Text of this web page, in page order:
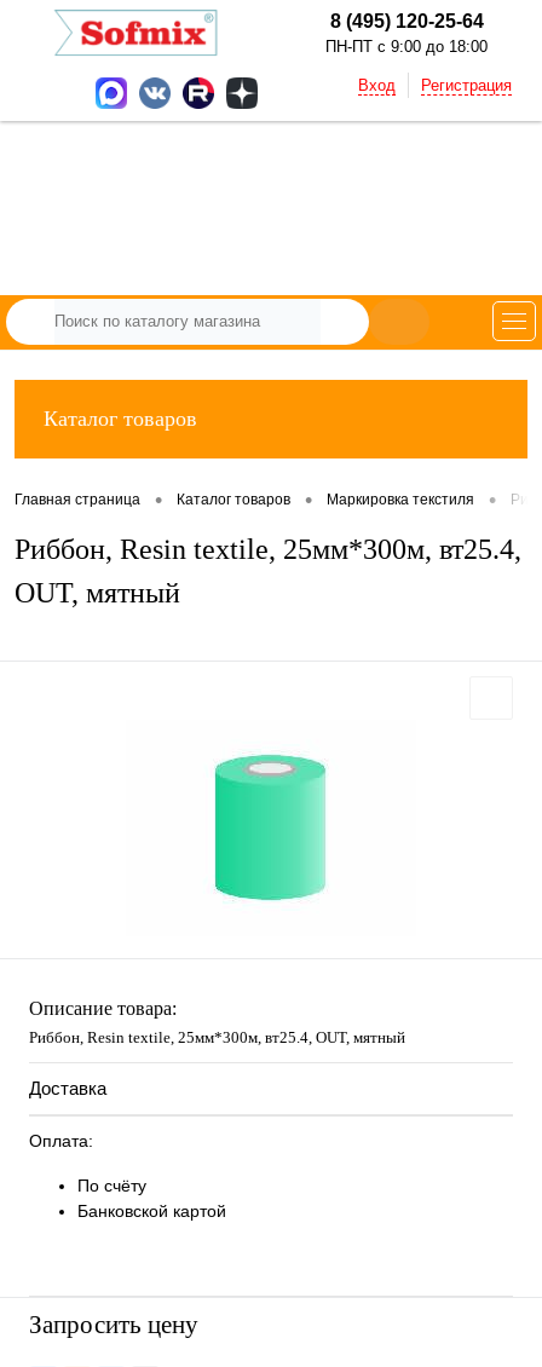
8 (495) 120-25-64
ПН-ПТ с 9:00 до 18:00
Вход Регистрация
Каталог товаров
Главная страница • Каталог товаров • Маркировка текстиля •
Риббон, Resin textile, 25мм*300м, вт25.4,
OUT, мятный
Описание товара:
Риббон, Resin textile, 25мм*300м, вт25.4, OUT, мятный
Доставка
Оплата:
По счёту
Банковской картой
Запросить цену